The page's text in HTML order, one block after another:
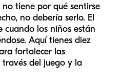
tiene por qué sentirse
no debería serlo. El
cuando los niños están
Aquí tienes diez
fortalecer las
del juego y la